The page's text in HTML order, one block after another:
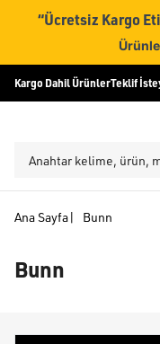
“Ücretsiz Kargo
Kargo Dahil ÜrünlerTeklif
Ana Sayfa| Bunn
Bunn